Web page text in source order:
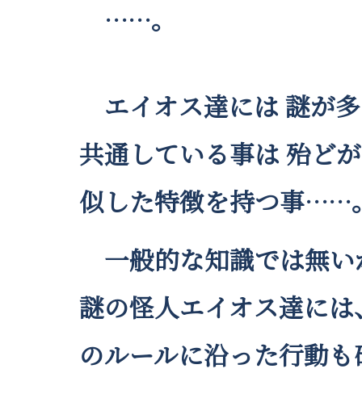
……。
エイオス達には 謎が
共通している事は 殆ど
似した特徴を持つ事……
一般的な知識では無
謎の怪人エイオス達に
のルールに沿った行動